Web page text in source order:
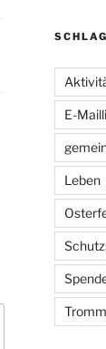
E-
Leben